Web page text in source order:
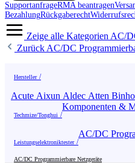
SupportanfrageRMA beantragen
BezahlungRückgaberecht
Zeige alle Kategorien AC/
Zurück AC/DC
Hersteller
Acute Aixun Aldec Atten
Techmize/Tonghui
Komponenten &
Leistungselektroniktester
AC/DC
AC/DC Programmierbare Netzgeräte